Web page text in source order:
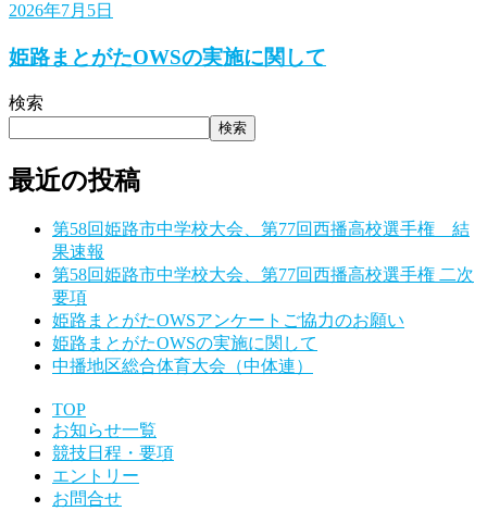
2026年7月5日
姫路まとがたOWSの実施に関して
検索
検索
最近の投稿
第58回姫路市中学校大会、第77回西播高校選手権 結
果速報
第58回姫路市中学校大会、第77回西播高校選手権 二次
要項
姫路まとがたOWSアンケートご協力のお願い
姫路まとがたOWSの実施に関して
中播地区総合体育大会（中体連）
TOP
お知らせ一覧
競技日程・要項
エントリー
お問合せ